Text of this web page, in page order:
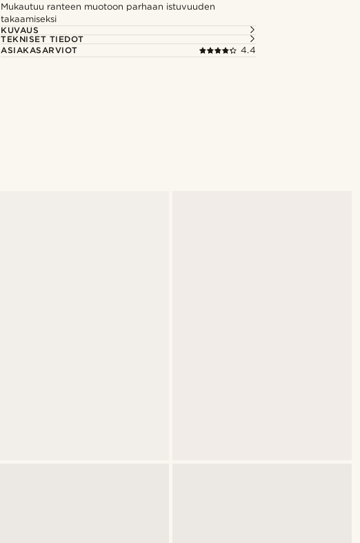
Mukautuu ranteen muotoon parhaan istuvuuden
takaamiseksi
KUVAUS
TEKNISET TIEDOT
ASIAKASARVIOT
4.4